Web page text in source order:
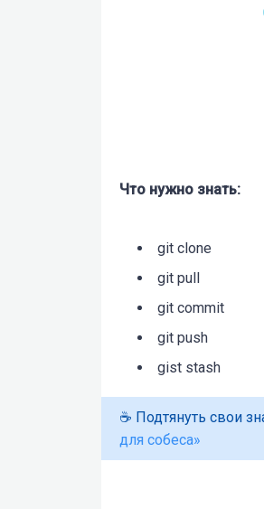
Что нужно знать:
git clone
git pull
git commit
git push
gist stash
☕ Подтянуть свои
для собеса»